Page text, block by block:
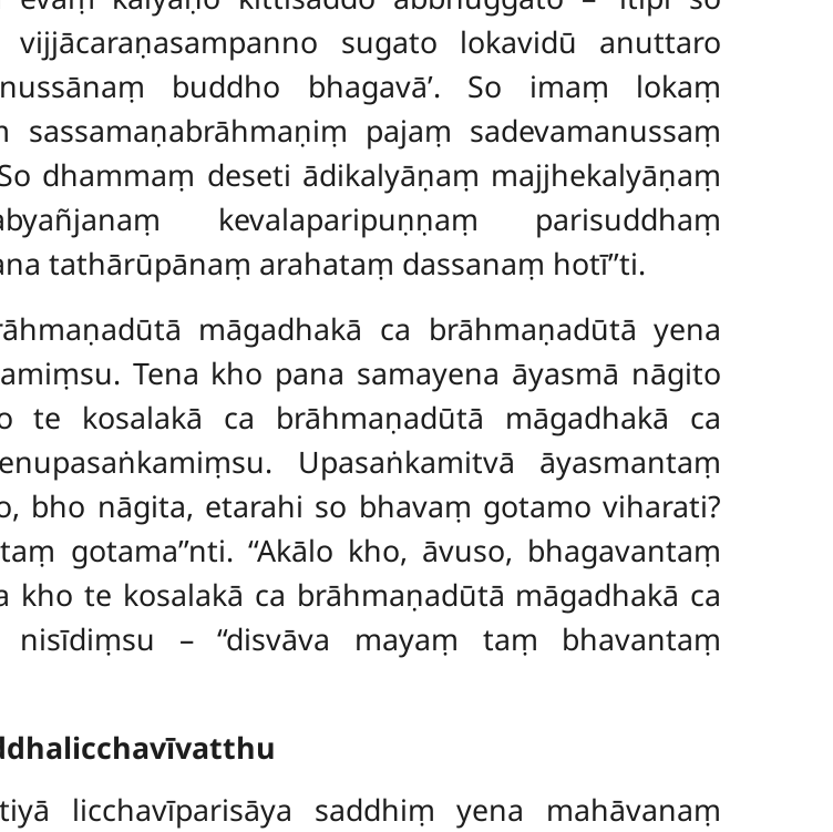
sugato lokavidū anuttaro
buddho bhagavā’. So imaṃ lokaṃ
sassamaṇabrāhmaṇiṃ pajaṃ sadevamanussaṃ
dhammaṃ deseti ādikalyāṇaṃ majjhekalyāṇaṃ
kevalaparipuṇṇaṃ parisuddhaṃ
tathārūpānaṃ arahataṃ dassanaṃ hotī’’ti.
māgadhakā ca brāhmaṇadūtā yena
Tena kho pana samayena āyasmā nāgito
kosalakā ca brāhmaṇadūtā māgadhakā ca
Upasaṅkamitvā āyasmantaṃ
bho nāgita, etarahi so bhavaṃ gotamo viharati?
gotama’’nti. ‘‘Akālo kho, āvuso, bhagavantaṃ
kho te kosalakā ca brāhmaṇadūtā māgadhakā ca
nisīdiṃsu – ‘‘disvāva mayaṃ taṃ bhavantaṃ
licchavīparisāya saddhiṃ yena mahāvanaṃ